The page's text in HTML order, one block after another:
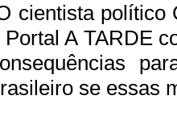
cientista político
Portal A TARDE
se essas